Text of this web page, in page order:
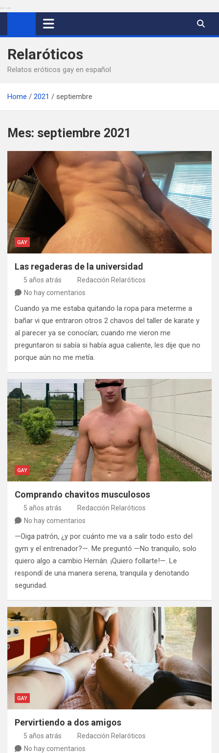
... ...
Relaróticos
Relatos eróticos gay en español
Home 2021 septiembre
Mes: septiembre 2021
GAY
Las regaderas de la universidad
5 años atrás
Redacción Relaróticos
No hay comentarios
Cuando ya me estaba quitando la ropa para meterme a
bañar vi que entraron otros 2 chavos del taller de karate y
al parecer ya se conocían; cuando me vieron me
preguntaron si sabía si había agua caliente, les dije que no
porque aún no me metía.
GAY
Comprando chavitos musculosos
5 años atrás
Redacción Relaróticos
No hay comentarios
—Oiga patrón, ¿y por cuánto me va a salir todo esto del
gym y el entrenador?—. Me preguntó —No tranquilo, solo
quiero algo a cambio Hernán. ¡Quiero follarte!—. Le
respondí de una manera serena, tranquila y denotando
seguridad.
GAY
Pervirtiendo a dos amigos
5 años atrás
Redacción Relaróticos
No hay comentarios